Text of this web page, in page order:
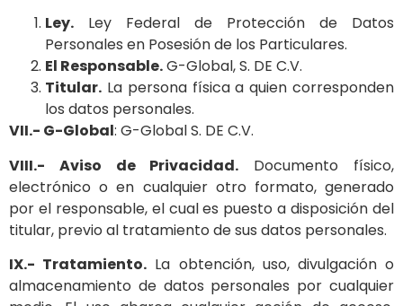
Ley. Ley Federal de Protección de Datos
Personales en Posesión de los Particulares.
El Responsable.G-Global, S. DE C.V.
Titular. La persona física a quien corresponden
los datos personales.
VII.- G-Global: G-Global S. DE C.V.
VIII.- Aviso de Privacidad. Documento físico,
electrónico o en cualquier otro formato, generado
por el responsable, el cual es puesto a disposición del
titular, previo al tratamiento de sus datos personales.
IX.- Tratamiento. La obtención, uso, divulgación o
almacenamiento de datos personales por cualquier